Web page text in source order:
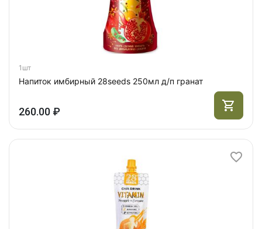
1шт
Напиток имбирный 28seeds 250мл д/п гранат
260.00 ₽